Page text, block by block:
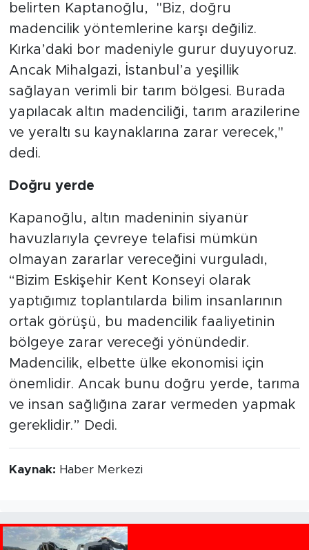
belirten Kaptanoğlu, "Biz, doğru
madencilik yöntemlerine karşı değiliz.
Kırka’daki bor madeniyle gurur duyuyoruz.
Ancak Mihalgazi, İstanbul’a yeşillik
sağlayan verimli bir tarım bölgesi. Burada
yapılacak altın madenciliği, tarım arazilerine
ve yeraltı su kaynaklarına zarar verecek,"
dedi.
Doğru yerde
Kapanoğlu, altın madeninin siyanür
havuzlarıyla çevreye telafisi mümkün
olmayan zararlar vereceğini vurguladı,
“Bizim Eskişehir Kent Konseyi olarak
yaptığımız toplantılarda bilim insanlarının
ortak görüşü, bu madencilik faaliyetinin
bölgeye zarar vereceği yönündedir.
Madencilik, elbette ülke ekonomisi için
önemlidir. Ancak bunu doğru yerde, tarıma
ve insan sağlığına zarar vermeden yapmak
gereklidir.” Dedi.
Kaynak: Haber Merkezi